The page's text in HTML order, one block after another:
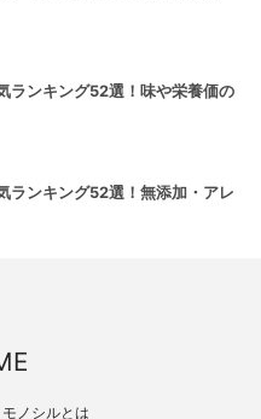
ランキング52選！味や栄養価の
ランキング52選！無添加・アレ
モノシルとは